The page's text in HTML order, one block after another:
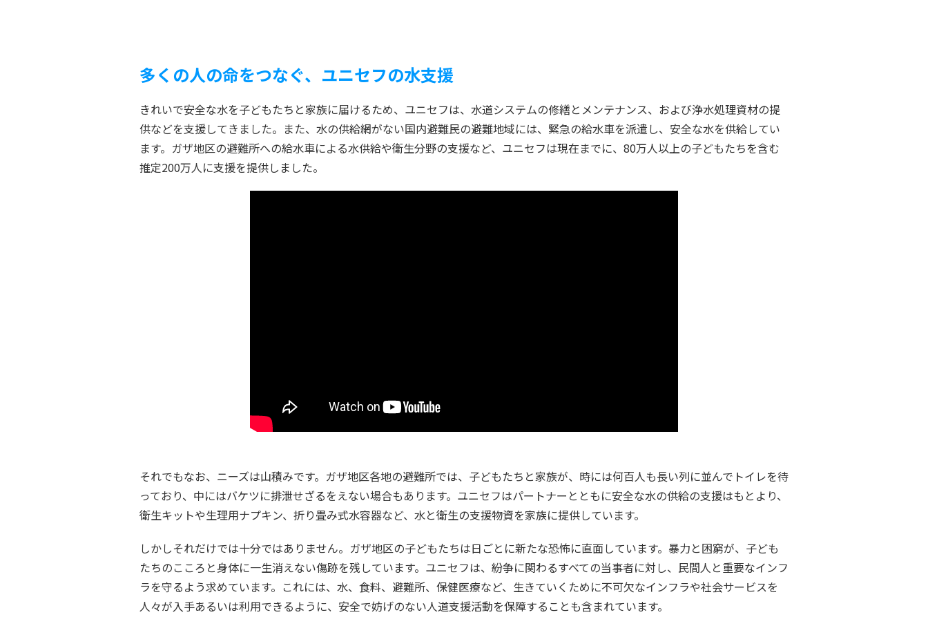
多くの人の命をつなぐ、ユニセフの水支援
きれいで安全な水を子どもたちと家族に届けるため、ユニセフは、水道システムの修繕とメンテナンス、および浄水処理資材の提
供などを支援してきました。また、水の供給網がない国内避難民の避難地域には、緊急の給水車を派遣し、安全な水を供給してい
ます。ガザ地区の避難所への給水車による水供給や衛生分野の支援など、ユニセフは現在までに、80万人以上の子どもたちを含む
推定200万人に支援を提供しました。
それでもなお、ニーズは山積みです。ガザ地区各地の避難所では、子どもたちと家族が、時には何百人も長い列に並んでトイレを待
っており、中にはバケツに排泄せざるをえない場合もあります。ユニセフはパートナーとともに安全な水の供給の支援はもとより、
衛生キットや生理用ナプキン、折り畳み式水容器など、水と衛生の支援物資を家族に提供しています。
しかしそれだけでは十分ではありません。ガザ地区の子どもたちは日ごとに新たな恐怖に直面しています。暴力と困窮が、子ども
たちのこころと身体に一生消えない傷跡を残しています。ユニセフは、紛争に関わるすべての当事者に対し、民間人と重要なインフ
ラを守るよう求めています。これには、水、食料、避難所、保健医療など、生きていくために不可欠なインフラや社会サービスを
人々が入手あるいは利用できるように、安全で妨げのない人道支援活動を保障することも含まれています。